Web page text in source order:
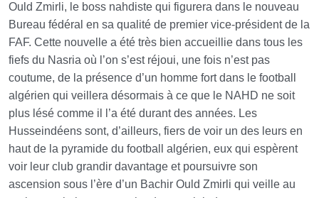
Ould Zmirli, le boss nahdiste qui figurera dans le nouveau
Bureau fédéral en sa qualité de premier vice-président de la
FAF. Cette nouvelle a été très bien accueillie dans tous les
fiefs du Nasria où l’on s’est réjoui, une fois n’est pas
coutume, de la présence d’un homme fort dans le football
algérien qui veillera désormais à ce que le NAHD ne soit
plus lésé comme il l’a été durant des années. Les
Husseindéens sont, d’ailleurs, fiers de voir un des leurs en
haut de la pyramide du football algérien, eux qui espèrent
voir leur club grandir davantage et poursuivre son
ascension sous l’ère d’un Bachir Ould Zmirli qui veille au